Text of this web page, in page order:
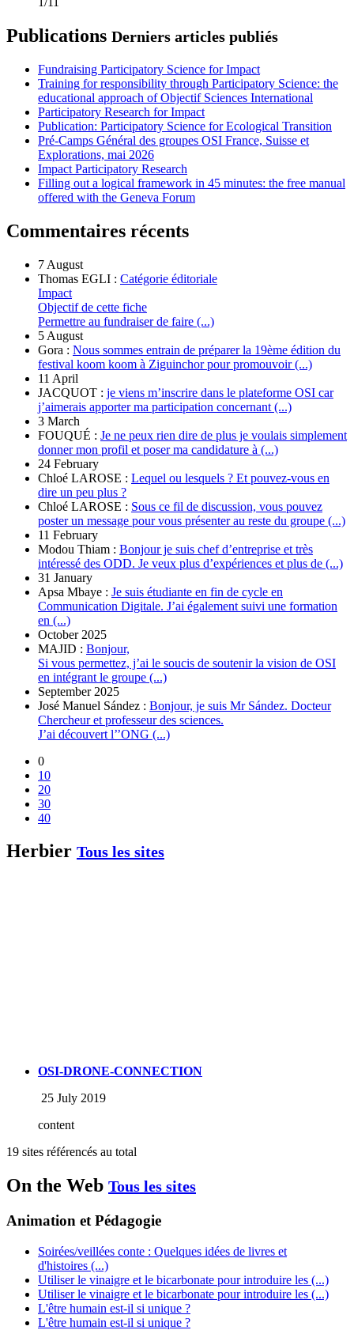
Publications Derniers articles publiés
Fundraising Participatory Science for Impact
Training for responsibility through Participatory Science: the
educational approach of Objectif Sciences International
Participatory Research for Impact
Publication: Participatory Science for Ecological Transition
Pré-Camps Général des groupes OSI France, Suisse et
Explorations, mai 2026
Impact Participatory Research
Filling out a logical framework in 45 minutes: the free manual
offered with the Geneva Forum
Commentaires récents
7 August
Thomas EGLI : Catégorie éditoriale
Impact
Objectif de cette fiche
Permettre au fundraiser de faire (...)
5 August
Gora : Nous sommes entrain de préparer la 19ème édition du
festival koom koom à Ziguinchor pour promouvoir (...)
11 April
JACQUOT : je viens m’inscrire dans le plateforme OSI car
j’aimerais apporter ma participation concernant (...)
3 March
FOUQUÉ : Je ne peux rien dire de plus je voulais simplement
donner mon profil et poser ma candidature à (...)
24 February
Chloé LAROSE : Lequel ou lesquels ? Et pouvez-vous en
dire un peu plus ?
Chloé LAROSE : Sous ce fil de discussion, vous pouvez
poster un message pour vous présenter au reste du groupe (...)
11 February
Modou Thiam : Bonjour je suis chef d’entreprise et très
intéressé des ODD. Je veux plus d’expériences et plus de (...)
31 January
Apsa Mbaye : Je suis étudiante en fin de cycle en
Communication Digitale. J’ai également suivi une formation
en (...)
October 2025
MAJID : Bonjour,
Si vous permettez, j’ai le soucis de soutenir la vision de OSI
en intégrant le groupe (...)
September 2025
José Manuel Sández : Bonjour, je suis Mr Sández. Docteur
Chercheur et professeur des sciences.
J’ai découvert l’’ONG (...)
0
10
20
30
40
Herbier Tous les sites
OSI-DRONE-CONNECTION
25 July 2019
content
19 sites référencés au total
On the Web Tous les sites
Animation et Pédagogie
Soirées/veillées conte : Quelques idées de livres et
d'histoires (...)
Utiliser le vinaigre et le bicarbonate pour introduire les (...)
Utiliser le vinaigre et le bicarbonate pour introduire les (...)
L'être humain est-il si unique ?
L'être humain est-il si unique ?